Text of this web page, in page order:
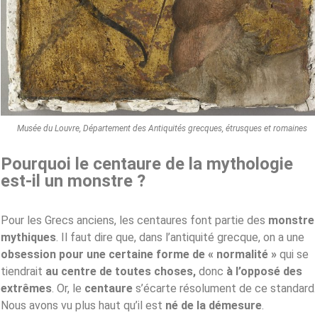
Musée du Louvre, Département des Antiquités grecques, étrusques et romaines
Pourquoi le centaure de la mythologie
est-il un monstre ?
Pour les Grecs anciens, les centaures font partie des
mythiques. Il faut dire que, dans l’antiquité grecque, on a une
obsession pour une certaine forme de « normalité » qui se
tiendrait au centre de toutes choses, donc à l’opposé des
extrêmes. Or, le centaure s’écarte résolument de ce standard.
Nous avons vu plus haut qu’il est né de la démesure.